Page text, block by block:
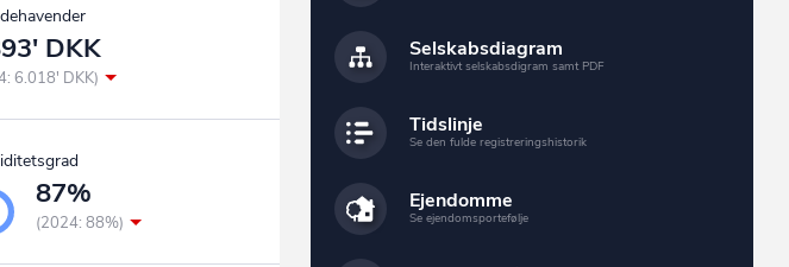
DKK
6.018' DKK)
87%
(2024: 88%)
Selskabsdiagram
Interaktivt selskabsdigram samt PDF
Tidslinje
Se den fulde registreringshistorik
Ejendomme
Se ejendomsportefølje